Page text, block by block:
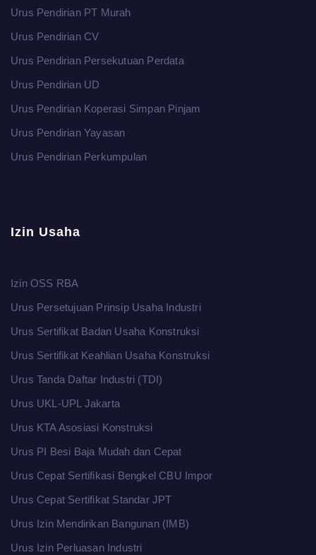
Urus Pendirian PT Murah
Urus Pendirian CV
Urus Pendirian Persekutuan Perdata
Urus Pendirian UD
Urus Pendirian Koperasi Simpan Pinjam
Urus Pendirian Yayasan
Urus Pendirian Perkumpulan
Izin Usaha
Izin OSS RBA
Urus Persetujuan Prinsip Usaha Industri
Urus Sertifikat Badan Usaha Konstruksi
Urus Sertifikat Keahlian Usaha Konstruksi
Urus Tanda Daftar Industri (TDI)
Urus UKL-UPL Jakarta
Urus KTA Asosiasi Konstruksi
Urus PI Besi Baja Mudah dan Cepat
Urus Cepat Sertifikasi Bengkel CBU Impor
Urus Cepat Sertifikat Standar JPT
Urus Izin Mendirikan Bangunan (IMB)
Urus Izin Perluasan Industri